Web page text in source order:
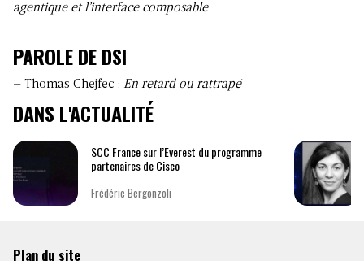
agentique et l’interface composable
PAROLE DE DSI
– Thomas Chejfec : En retard ou rattrapé
DANS L'ACTUALITÉ
SCC France sur l’Everest du programme
partenaires de Cisco
Frédéric Bergonzoli
Plan du site